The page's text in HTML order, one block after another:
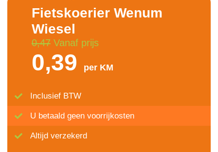
Fietskoerier Wenum
Wiesel
0,47Vanaf prijs
0,39 per KM
Inclusief BTW
U betaald geen voorrijkosten
Altijd verzekerd